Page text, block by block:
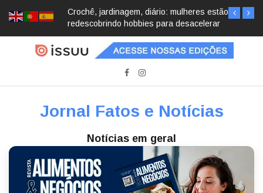
Crochê, jardinagem, diário: mulheres estão
redescobrindo hobbies para desacelerar
Jornal Fatos e Notícias
Notícias em geral